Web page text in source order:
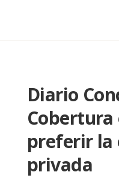
Diario
preferir la
privada